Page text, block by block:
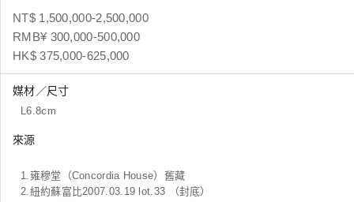
NT$ 1,500,000-2,500,000
RMB¥ 300,000-500,000
HK$ 375,000-625,000
媒材／尺寸
L6.8cm
來源
1.雍穆堂（Concordia House）舊藏
2.紐約蘇富比2007.03.19 lot.33 （封底）